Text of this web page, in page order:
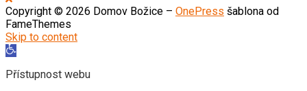
Copyright © 2026 Domov Božice – OnePress šablona od
FameThemes
Skip to content
Open
Přístupnost webu